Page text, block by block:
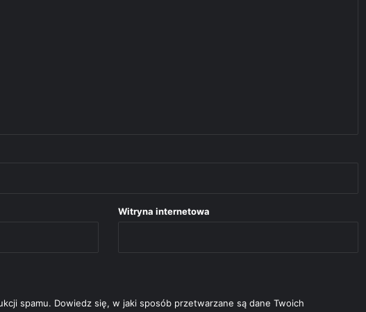
Witryna internetowa
spamu. Dowiedz się, w jaki sposób przetwarzane są dane Twoich